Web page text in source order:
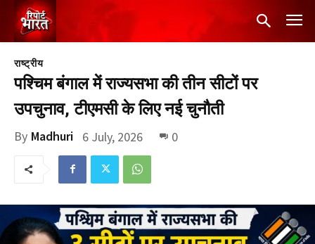
राष्ट्रीय
पश्चिम बंगाल में राज्यसभा की तीन सीटों पर
उपचुनाव, टीएमसी के लिए नई चुनौती
By Madhuri 6 July, 2026 0